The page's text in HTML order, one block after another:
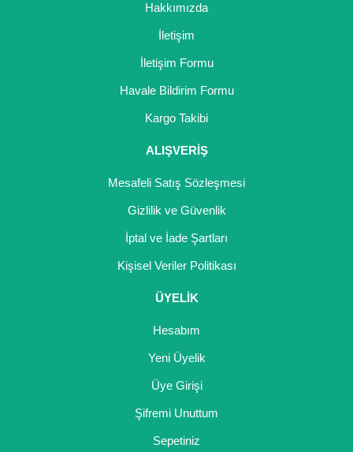
Hakkımızda
İletişim
İletişim Formu
Havale Bildirim Formu
Kargo Takibi
ALIŞVERİŞ
Mesafeli Satış Sözleşmesi
Gizlilik ve Güvenlik
İptal ve İade Şartları
Kişisel Veriler Politikası
ÜYELİK
Hesabım
Yeni Üyelik
Üye Girişi
Şifremi Unuttum
Sepetiniz